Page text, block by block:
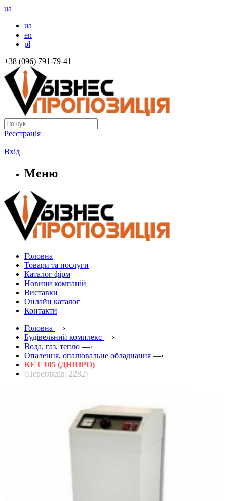
ua
ua
en
pl
+38 (096) 791-79-41
Реєстрація
|
Вхід
Меню
Головна
Товари та послуги
Каталог фірм
Новини компаній
Виставки
Онлайн каталог
Контакти
Головна —›
Будівельний комплекс —›
Вода, газ, тепло —›
Опалення, опалювальне обладнання —›
КЕТ 105 (ДНІПРО)
(Переглядів: 2282)